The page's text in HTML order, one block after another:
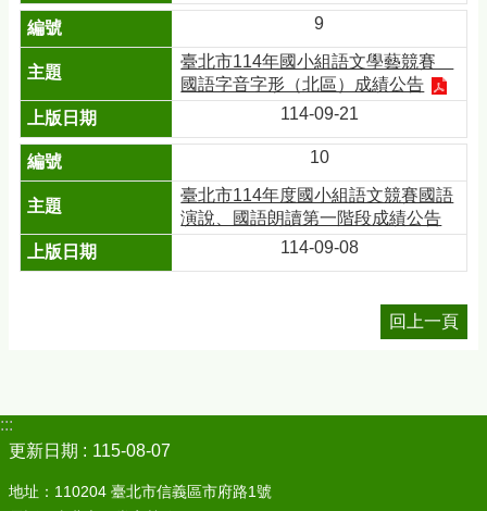
9
臺北市114年國小組語文學藝競賽＿
國語字音字形（北區）成績公告
114-09-21
10
臺北市114年度國小組語文競賽國語
演說、國語朗讀第一階段成績公告
114-09-08
回上一頁
:::
更新日期
115-08-07
地址：110204 臺北市信義區市府路1號